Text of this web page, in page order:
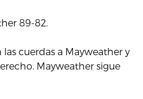
89-82.
cuerdas a Mayweather y
Mayweather sigue